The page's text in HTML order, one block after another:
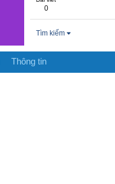
0
Tìm kiếm
Thông tin